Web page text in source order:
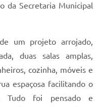
da Secretaria Municipal
um projeto arrojado,
duas salas amplas,
cozinha, móveis e
espaçosa facilitando o
Tudo foi pensado e